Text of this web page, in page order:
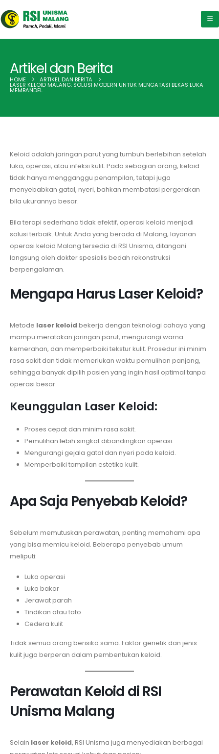
Artikel dan Berita
HOME ARTIKEL DAN BERITA
LASER KELOID MALANG: SOLUSI MODERN UNTUK MENGATASI BEKAS LUKA
MEMBANDEL
Keloid adalah jaringan parut yang tumbuh berlebihan setelah
luka, operasi, atau infeksi kulit. Pada sebagian orang, keloid
tidak hanya mengganggu penampilan, tetapi juga
menyebabkan gatal, nyeri, bahkan membatasi pergerakan
bila ukurannya besar.
Bila terapi sederhana tidak efektif, operasi keloid menjadi
solusi terbaik. Untuk Anda yang berada di Malang, layanan
operasi keloid Malang tersedia di RSI Unisma, ditangani
langsung oleh dokter spesialis bedah rekonstruksi
berpengalaman.
Mengapa Harus Laser Keloid?
Metode laser keloid bekerja dengan teknologi cahaya yang
mampu meratakan jaringan parut, mengurangi warna
kemerahan, dan memperbaiki tekstur kulit. Prosedur ini minim
rasa sakit dan tidak memerlukan waktu pemulihan panjang,
sehingga banyak dipilih pasien yang ingin hasil optimal tanpa
operasi besar.
Keunggulan Laser Keloid:
Proses cepat dan minim rasa sakit.
Pemulihan lebih singkat dibandingkan operasi.
Mengurangi gejala gatal dan nyeri pada keloid.
Memperbaiki tampilan estetika kulit.
Apa Saja Penyebab Keloid?
Sebelum memutuskan perawatan, penting memahami apa
yang bisa memicu keloid. Beberapa penyebab umum
meliputi:
Luka operasi
Luka bakar
Jerawat parah
Tindikan atau tato
Cedera kulit
Tidak semua orang berisiko sama. Faktor genetik dan jenis
kulit juga berperan dalam pembentukan keloid.
Perawatan Keloid di RSI
Unisma Malang
Selain laser keloid, RSI Unisma juga menyediakan berbagai